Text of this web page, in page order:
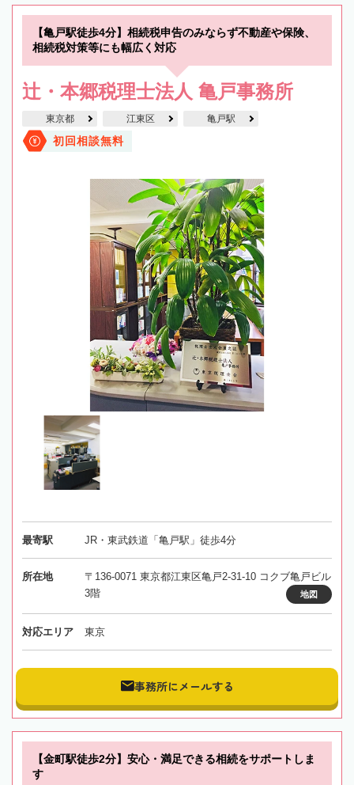
【亀戸駅徒歩4分】相続税申告のみならず不動産や保険、
相続税対策等にも幅広く対応
辻・本郷税理士法人 亀戸事務所
東京都 江東区 亀戸駅
初回相談無料
最寄駅 JR・東武鉄道「亀戸駅」徒歩4分
所在地
〒136-0071 東京都江東区亀戸2-31-10 コクブ亀戸ビル
3階
地図
対応エリア 東京
事務所にメールする
【金町駅徒歩2分】安心・満足できる相続をサポートしま
す